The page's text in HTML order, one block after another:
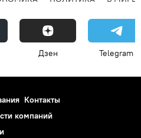
Дзен Telegram
Контакты
компаний